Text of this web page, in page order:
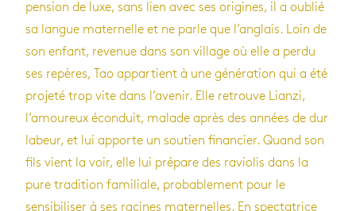
pension de luxe, sans lien avec ses origines, il a oublié
sa langue maternelle et ne parle que l’anglais. Loin de
son enfant, revenue dans son village où elle a perdu
ses repères, Tao appartient à une génération qui a été
projeté trop vite dans l’avenir. Elle retrouve Lianzi,
l’amoureux éconduit, malade après des années de dur
labeur, et lui apporte un soutien financier. Quand son
fils vient la voir, elle lui prépare des raviolis dans la
pure tradition familiale, probablement pour le
sensibiliser à ses racines maternelles. En spectatrice